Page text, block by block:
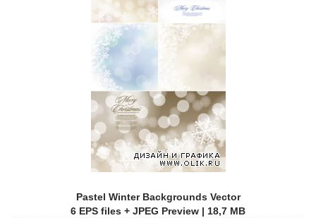
Pastel Winter Backgrounds Vector
6 EPS files + JPEG Preview | 18,7 MB